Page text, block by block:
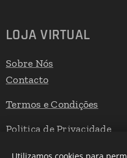
LOJA VIRTUAL
Sobre Nós
Contacto
Termos e Condições
Politica de Privacidade
Livro de Reclamações